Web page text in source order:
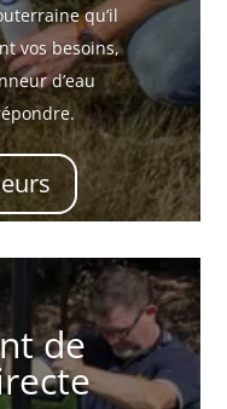
qu’il
vos besoins,
d’eau
de